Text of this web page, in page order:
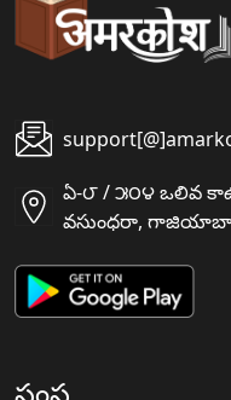
ఏ-౮ / ౫౦౪ ఒలివ
వసుంధరా,